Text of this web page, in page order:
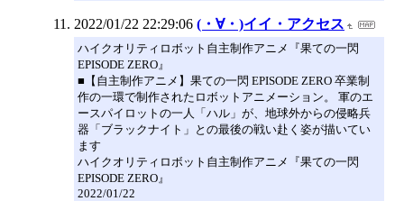
2022/01/22 22:29:06 (・∀・)イイ・アクセス
ハイクオリティロボット自主制作アニメ『果ての一閃
EPISODE ZERO』
■【自主制作アニメ】果ての一閃 EPISODE ZERO 卒業制
作の一環で制作されたロボットアニメーション。 軍のエ
ースパイロットの一人「ハル」が、地球外からの侵略兵
器「ブラックナイト」との最後の戦い赴く姿が描いてい
ます
ハイクオリティロボット自主制作アニメ『果ての一閃
EPISODE ZERO』
2022/01/22